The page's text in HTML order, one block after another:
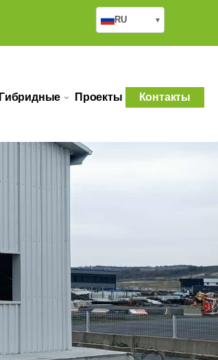
RU ▾
Гибридные Проекты Контакты